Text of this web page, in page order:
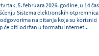
5. februara 2026. godine, u 14
Sistema elektronskih
na pitanja koja su
će biti održan u formatu internet...